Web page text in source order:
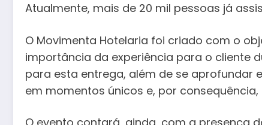
Atualmente, mais de 20 mil pessoas já
O Movimenta Hotelaria foi criado com o
importância da experiência para o cliente
para esta entrega, além de se aprofundar
em momentos únicos e, por